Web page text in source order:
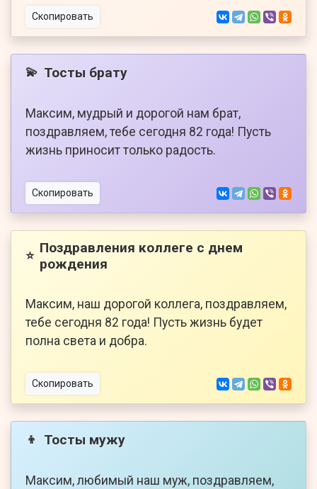
Скопировать
💫 Тосты брату
Максим, мудрый и дорогой нам брат,
поздравляем, тебе сегодня 82 года! Пусть
жизнь приносит только радость.
Скопировать
⭐ Поздравления коллеге с днем
рождения
Максим, наш дорогой коллега, поздравляем,
тебе сегодня 82 года! Пусть жизнь будет
полна света и добра.
Скопировать
👦 Тосты мужу
Максим, любимый наш муж, поздравляем,